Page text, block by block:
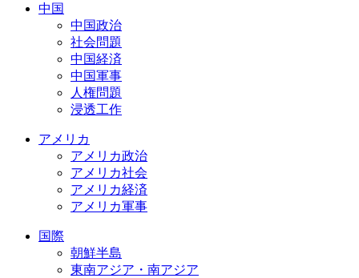
中国
中国政治
社会問題
中国経済
中国軍事
人権問題
浸透工作
アメリカ
アメリカ政治
アメリカ社会
アメリカ経済
アメリカ軍事
国際
朝鮮半島
東南アジア・南アジア